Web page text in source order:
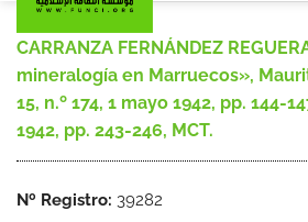
CARRANZA FERNÁNDEZ
mineralogía en Marruecos»,
15, n.º 174, 1 mayo 1942, pp. 144-
1942, pp. 243-246, MCT.
Nº Registro: 39282